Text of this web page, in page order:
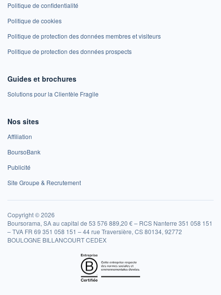
Politique de confidentialité
Politique de cookies
Politique de protection des données membres et visiteurs
Politique de protection des données prospects
Guides et brochures
Solutions pour la Clientèle Fragile
Nos sites
Affiliation
BoursoBank
Publicité
Site Groupe & Recrutement
Copyright © 2026
Boursorama, SA au capital de 53 576 889,20 € – RCS Nanterre 351 058 151
– TVA FR 69 351 058 151 – 44 rue Traversière, CS 80134, 92772
BOULOGNE BILLANCOURT CEDEX